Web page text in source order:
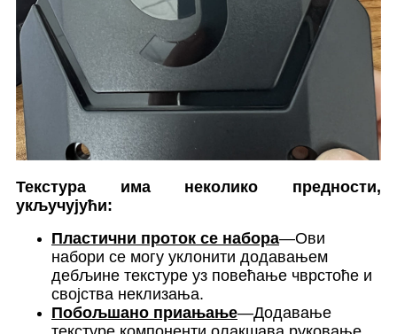
Текстура има неколико предности,
укључујући:
Пластични проток се набора—Ови
набори се могу уклонити додавањем
дебљине текстуре уз повећање чврстоће и
својства неклизања.
Побољшано приањање—Додавање